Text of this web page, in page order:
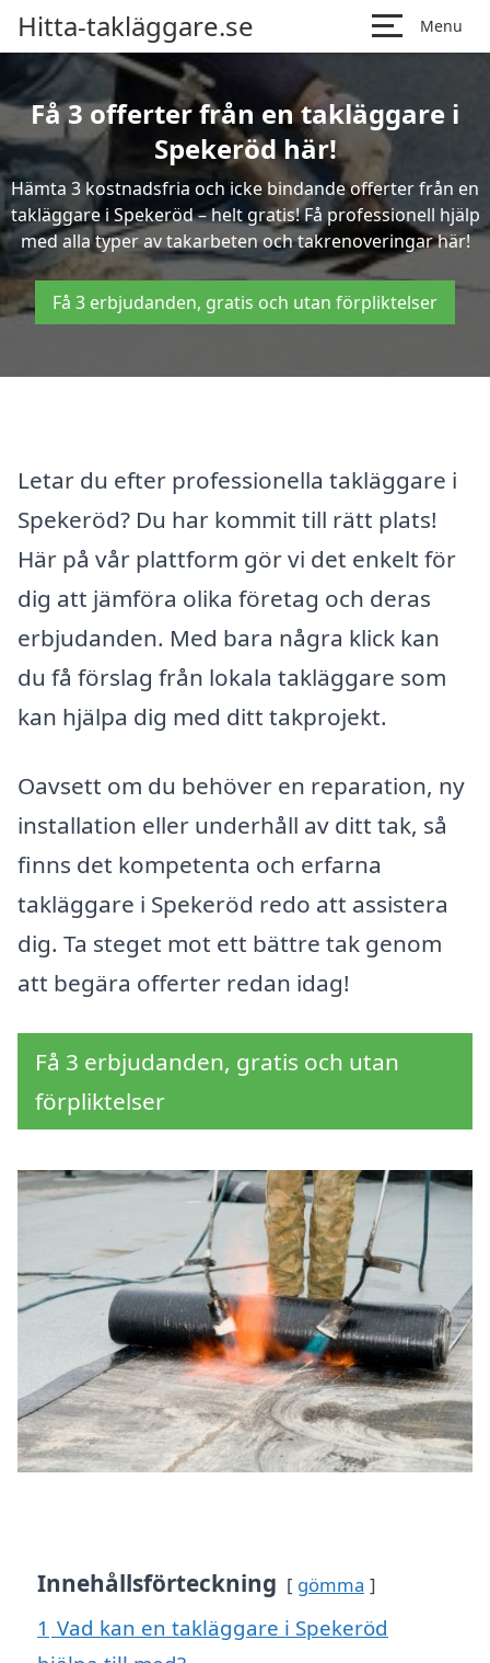
Hitta-takläggare.se Menu
Få 3 offerter från en takläggare i
Spekeröd här!
Hämta 3 kostnadsfria och icke bindande offerter från en
takläggare i Spekeröd – helt gratis! Få professionell hjälp
med alla typer av takarbeten och takrenoveringar här!
Få 3 erbjudanden, gratis och utan förpliktelser
Letar du efter professionella takläggare i
Spekeröd? Du har kommit till rätt plats!
Här på vår plattform gör vi det enkelt för
dig att jämföra olika företag och deras
erbjudanden. Med bara några klick kan
du få förslag från lokala takläggare som
kan hjälpa dig med ditt takprojekt.
Oavsett om du behöver en reparation, ny
installation eller underhåll av ditt tak, så
finns det kompetenta och erfarna
takläggare i Spekeröd redo att assistera
dig. Ta steget mot ett bättre tak genom
att begära offerter redan idag!
Få 3 erbjudanden, gratis och utan
förpliktelser
Innehållsförteckning gömma
1 Vad kan en takläggare i Spekeröd